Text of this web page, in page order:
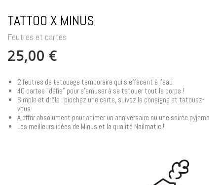
TATTOO X MINUS
Feutres et cartes
25,00 €
2 feutres de tatouage temporaire qui s'effacent à l'eau
40 cartes "défis" pour s'amuser à se tatouer tout le corps !
Simple et drôle : piochez une carte, suivez la consigne et tatouez-
vous
A offrir absolument pour animer un anniversaire ou une soirée pyjama
Les meilleurs idées de Minus et la qualité Nailmatic !